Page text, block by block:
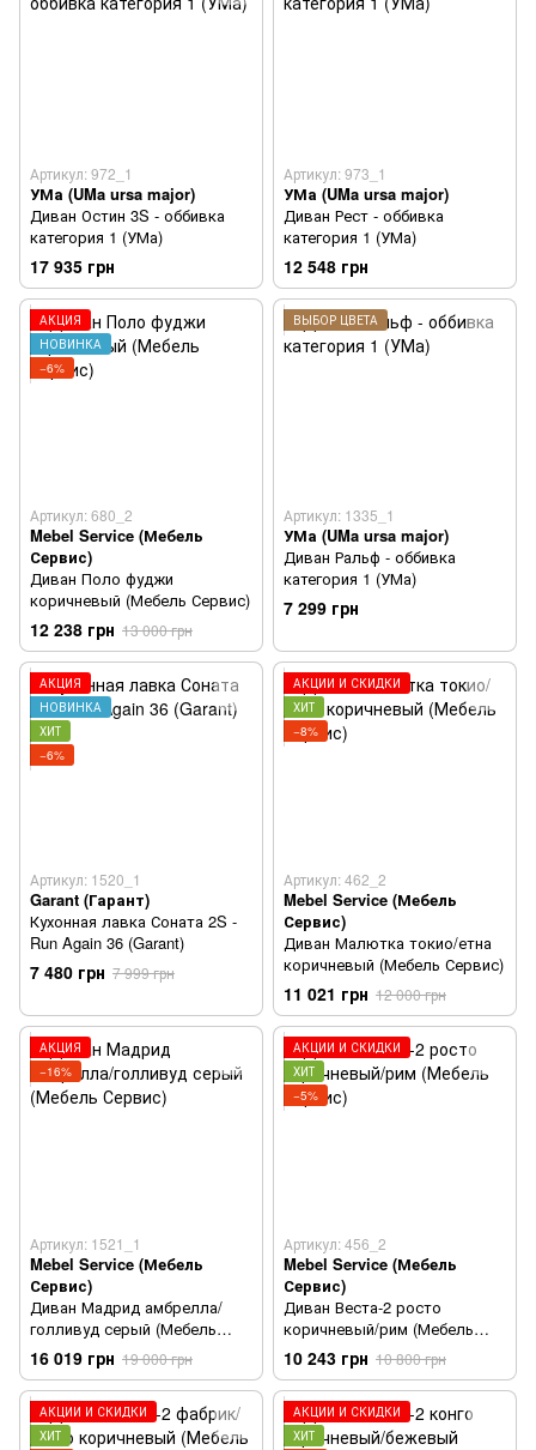
Артикул: 972_1
УМа (UMa ursa major)
Диван Остин 3S - оббивка
категория 1 (УМа)
17 935 грн
Артикул: 973_1
УМа (UMa ursa major)
Диван Рест - оббивка
категория 1 (УМа)
12 548 грн
АКЦИЯ
НОВИНКА
−6%
Артикул: 680_2
Mebel Service (Мебель
Сервис)
Диван Поло фуджи
коричневый (Мебель Сервис)
12 238 грн 13 000 грн
ВЫБОР ЦВЕТА
Артикул: 1335_1
УМа (UMa ursa major)
Диван Ральф - оббивка
категория 1 (УМа)
7 299 грн
АКЦИЯ
НОВИНКА
ХИТ
−6%
Артикул: 1520_1
Garant (Гарант)
Кухонная лавка Соната 2S -
Run Again 36 (Garant)
7 480 грн 7 999 грн
АКЦИИ И СКИДКИ
ХИТ
−8%
Артикул: 462_2
Mebel Service (Мебель
Сервис)
Диван Малютка токио/етна
коричневый (Мебель Сервис)
11 021 грн 12 000 грн
АКЦИЯ
−16%
Артикул: 1521_1
Mebel Service (Мебель
Сервис)
Диван Мадрид амбрелла/
голливуд серый (Мебель
Сервис)
16 019 грн 19 000 грн
АКЦИИ И СКИДКИ
ХИТ
−5%
Артикул: 456_2
Mebel Service (Мебель
Сервис)
Диван Веста-2 росто
коричневый/рим (Мебель
Сервис)
10 243 грн 10 800 грн
АКЦИИ И СКИДКИ
ХИТ
АКЦИИ И СКИДКИ
ХИТ